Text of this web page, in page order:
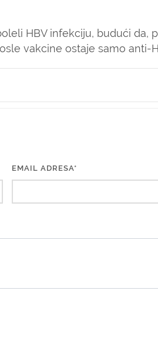
HBV infekciju, budući da,
vakcine ostaje samo anti-
EMAIL ADRESA*